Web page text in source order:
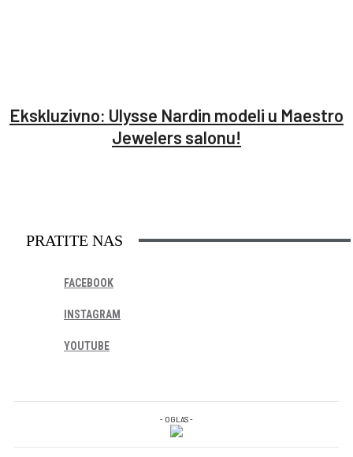
Ekskluzivno: Ulysse Nardin modeli u Maestro
Jewelers salonu!
PRATITE NAS
FACEBOOK
INSTAGRAM
YOUTUBE
- OGLAS -